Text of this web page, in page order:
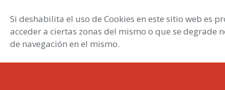
Si deshabilita el uso de Cookies en este sitio web es
acceder a ciertas zonas del mismo o que se degrade
de navegación en el mismo.